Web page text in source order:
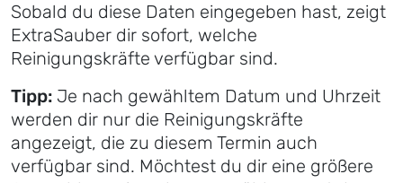
Sobald du diese Daten eingegeben hast, zeigt
ExtraSauber dir sofort, welche
Reinigungskräfte verfügbar sind.
Tipp: Je nach gewähltem Datum und Uhrzeit
werden dir nur die Reinigungskräfte
angezeigt, die zu diesem Termin auch
verfügbar sind. Möchtest du dir eine größere